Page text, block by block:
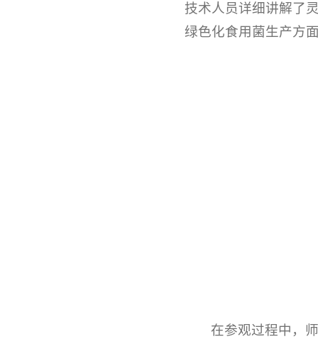
技术人员详细讲解了
绿色化食用菌生产方
在参观过程中，